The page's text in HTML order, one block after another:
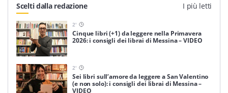
Scelti dalla redazione I più letti
2'
Cinque libri (+1) da leggere nella Primavera
2026: i consigli dei librai di Messina – VIDEO
2'
Sei libri sull’amore da leggere a San Valentino
(e non solo): i consigli dei librai di Messina –
VIDEO